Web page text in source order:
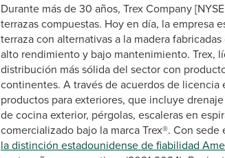
Durante más de 30 años, Trex Company
terrazas compuestas. Hoy en día, la empresa
terraza con alternativas a la madera
alto rendimiento y bajo mantenimiento. Trex,
distribución más sólida del sector con
continentes. A través de acuerdos de
productos para exteriores, que incluye
de cocina exterior, pérgolas, escaleras en
comercializado bajo la marca Trex®. Con
la distinción estadounidense de fiabilidad